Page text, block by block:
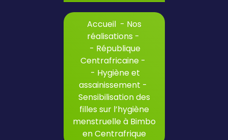
Accueil- Nos
réalisations-
- République
Centrafricaine -
- Hygiène et
assainissement -
Sensibilisation des
filles sur l’hygiène
menstruelle à Bimbo
en Centrafrique